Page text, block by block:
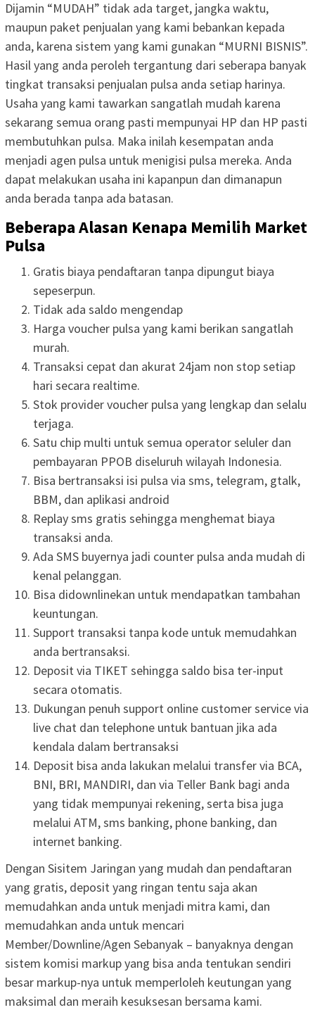
Dijamin “MUDAH” tidak ada target, jangka waktu,
maupun paket penjualan yang kami bebankan kepada
anda, karena sistem yang kami gunakan “MURNI BISNIS”.
Hasil yang anda peroleh tergantung dari seberapa banyak
tingkat transaksi penjualan pulsa anda setiap harinya.
Usaha yang kami tawarkan sangatlah mudah karena
sekarang semua orang pasti mempunyai HP dan HP pasti
membutuhkan pulsa. Maka inilah kesempatan anda
menjadi agen pulsa untuk menigisi pulsa mereka. Anda
dapat melakukan usaha ini kapanpun dan dimanapun
anda berada tanpa ada batasan.
Beberapa Alasan Kenapa Memilih Market
Pulsa
Gratis biaya pendaftaran tanpa dipungut biaya
sepeserpun.
Tidak ada saldo mengendap
Harga voucher pulsa yang kami berikan sangatlah
murah.
Transaksi cepat dan akurat 24jam non stop setiap
hari secara realtime.
Stok provider voucher pulsa yang lengkap dan selalu
terjaga.
Satu chip multi untuk semua operator seluler dan
pembayaran PPOB diseluruh wilayah Indonesia.
Bisa bertransaksi isi pulsa via sms, telegram, gtalk,
BBM, dan aplikasi android
Replay sms gratis sehingga menghemat biaya
transaksi anda.
Ada SMS buyernya jadi counter pulsa anda mudah di
kenal pelanggan.
Bisa didownlinekan untuk mendapatkan tambahan
keuntungan.
Support transaksi tanpa kode untuk memudahkan
anda bertransaksi.
Deposit via TIKET sehingga saldo bisa ter-input
secara otomatis.
Dukungan penuh support online customer service via
live chat dan telephone untuk bantuan jika ada
kendala dalam bertransaksi
Deposit bisa anda lakukan melalui transfer via BCA,
BNI, BRI, MANDIRI, dan via Teller Bank bagi anda
yang tidak mempunyai rekening, serta bisa juga
melalui ATM, sms banking, phone banking, dan
internet banking.
Dengan Sisitem Jaringan yang mudah dan pendaftaran
yang gratis, deposit yang ringan tentu saja akan
memudahkan anda untuk menjadi mitra kami, dan
memudahkan anda untuk mencari
Member/Downline/Agen Sebanyak – banyaknya dengan
sistem komisi markup yang bisa anda tentukan sendiri
besar markup-nya untuk memperloleh keutungan yang
maksimal dan meraih kesuksesan bersama kami.